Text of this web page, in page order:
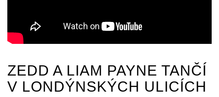
ZEDD A LIAM PAYNE TANČÍ
V LONDÝNSKÝCH ULICÍCH